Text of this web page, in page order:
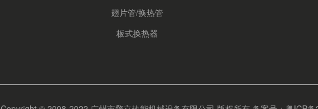
翅片管/换热管
板式换热器